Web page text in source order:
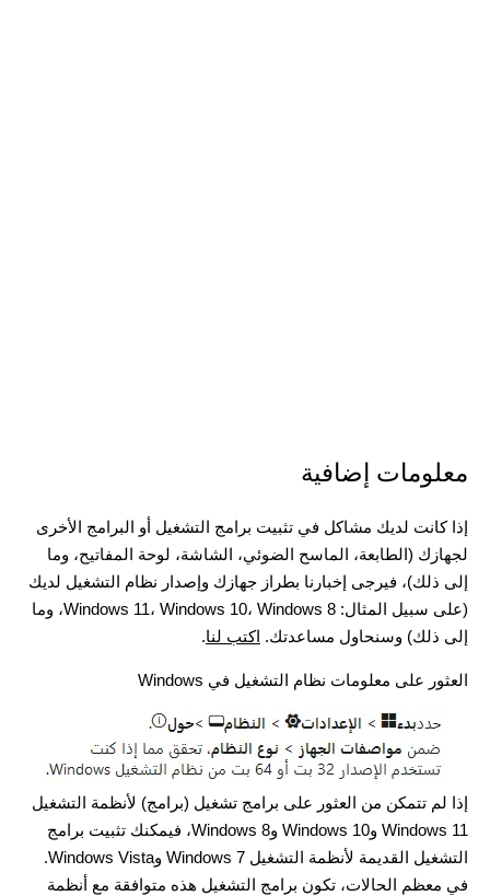
معلومات إضافية
إذا كانت لديك مشاكل في تثبيت برامج التشغيل أو البرامج الأخرى
لجهازك (الطابعة، الماسح الضوئي، الشاشة، لوحة المفاتيح، وما
إلى ذلك)، فيرجى إخبارنا بطراز جهازك وإصدار نظام التشغيل لديك
(على سبيل المثال: Windows 11، Windows 10، Windows 8، وما
إلى ذلك) وسنحاول مساعدتك. اكتب لنا.
العثور على معلومات نظام التشغيل في Windows
إذا لم تتمكن من العثور على برامج تشغيل (برامج) لأنظمة التشغيل
Windows 11 وWindows 10 وWindows 8، فيمكنك تثبيت برامج
التشغيل القديمة لأنظمة التشغيل Windows 7 وWindows Vista.
في معظم الحالات، تكون برامج التشغيل هذه متوافقة مع أنظمة